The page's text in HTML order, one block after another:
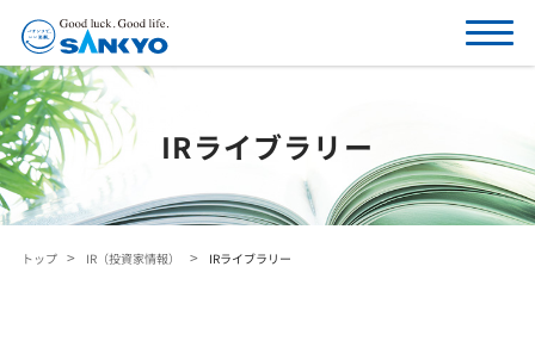
IRライブラリー
トップ IR（投資家情報） IRライブラリー